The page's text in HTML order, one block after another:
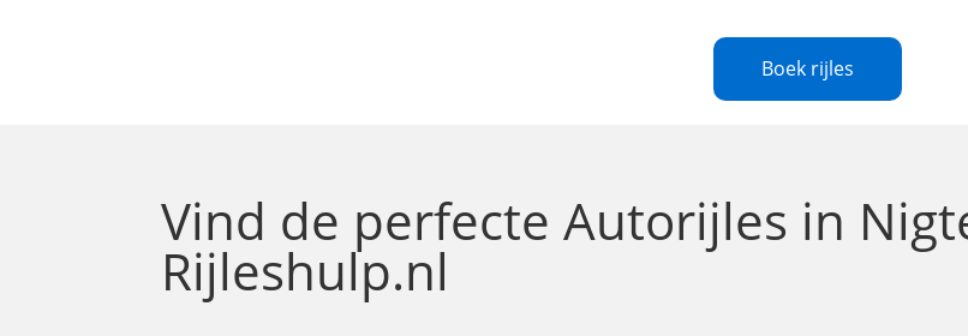
Boek rijles
Vind de perfecteAutorijles in
Rijleshulp.nl